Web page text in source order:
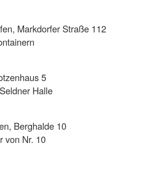
Markdorfer Straße 112
5
Halle
Berghalde 10
von Nr. 10